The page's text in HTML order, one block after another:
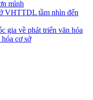
mình
VHTTDL tầm nhìn đến
gia về phát triển văn hóa
cơ sở